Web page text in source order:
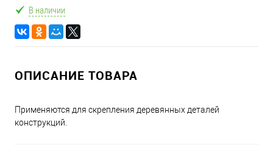
В наличии
ОПИСАНИЕ ТОВАРА
Применяются для скрепления деревянных деталей
конструкций.